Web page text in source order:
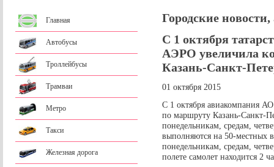
Главная
Автобусы
Троллейбусы
Трамваи
Метро
Такси
Железная дорога
Городские
С 1 октября
АЭРО увеличила
Казань-Санкт-
01 октября 2015
С 1 октября авиакомпания
по маршруту Казань-Санкт-
понедельникам, средам,
выполняются на 50-местных
понедельникам, средам,
полете самолет находится 2